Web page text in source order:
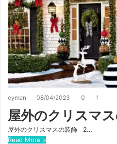
eymen 08/04/2023 0 1
屋外のクリスマ
屋外のクリスマスの装飾 2…
Read More »